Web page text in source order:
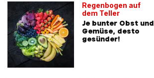
Regenbogen auf
dem Teller
Je bunter Obst und
Gemüse, desto
gesünder!